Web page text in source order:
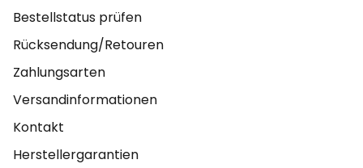
Bestellstatus prüfen
Rücksendung/Retouren
Zahlungsarten
Versandinformationen
Kontakt
Herstellergarantien